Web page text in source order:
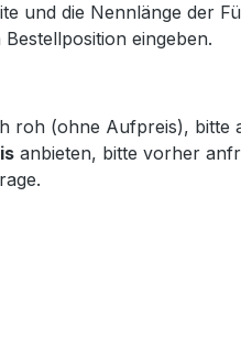
und die Nennlänge der
eingeben.
roh (ohne Aufpreis), bitte
anbieten, bitte vorher